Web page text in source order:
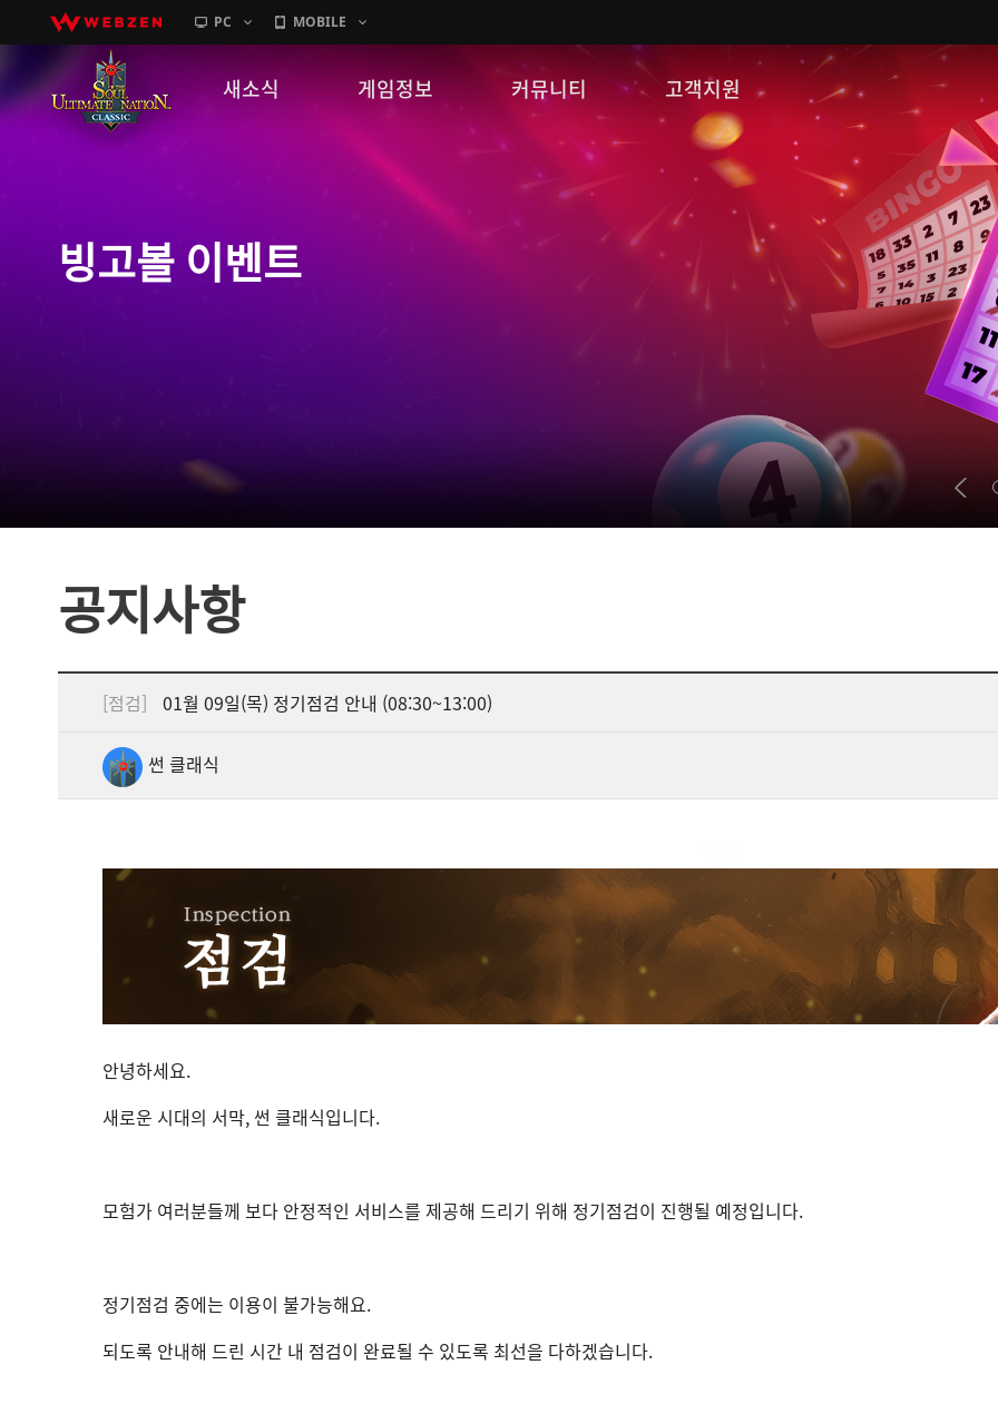
PC MOBILE
새소식
GM노트
이벤트
게임정보
세계관
캐릭터소개
커뮤니티
자유게시판
이미지게시판
공략 게시판
고객지원
FAQ
쿠폰등록
빙고볼 이벤트
공지사항
[점검] 01월 09일(목) 정기점검 안내 (08:30~13:00)
썬 클래식
안녕하세요.
새로운 시대의 서막, 썬 클래식입니다.
모험가 여러분들께 보다 안정적인 서비스를 제공해 드리기 위해 정기점검이 진행될 예정입니다.
정기점검 중에는 이용이 불가능해요.
되도록 안내해 드린 시간 내 점검이 완료될 수 있도록 최선을 다하겠습니다.